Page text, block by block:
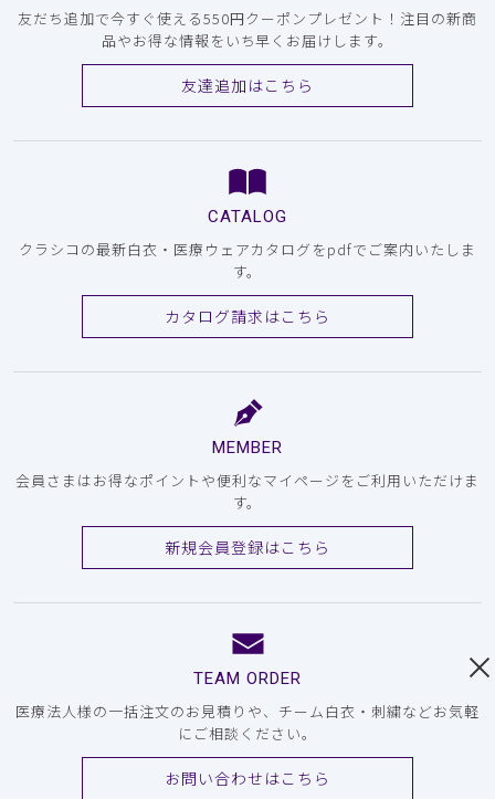
友だち追加で今すぐ使える550円クーポンプレゼント！注目の新商
品やお得な情報をいち早くお届けします。
友達追加はこちら
CATALOG
クラシコの最新白衣・医療ウェアカタログをpdfでご案内いたしま
す。
カタログ請求はこちら
MEMBER
会員さまはお得なポイントや便利なマイページをご利用いただけま
す。
新規会員登録はこちら
TEAM ORDER
医療法人様の一括注文のお見積りや、チーム白衣・刺繍などお気軽
にご相談ください。
お問い合わせはこちら